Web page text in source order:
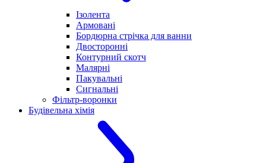
Ізолента
Армовані
Бордюрна стрічка для ванни
Двосторонні
Контурний скотч
Малярні
Пакувальні
Сигнальні
Фільтр-воронки
Будівельна хімія